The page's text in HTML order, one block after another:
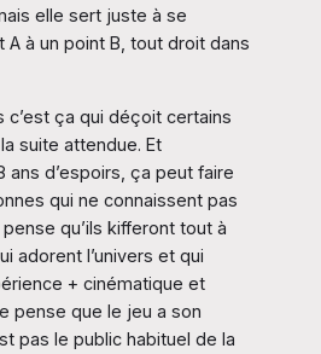
elle sert juste à se
A à un point B, tout droit dans
c’est ça qui déçoit certains
suite attendue. Et
d’espoirs, ça peut faire
qui ne connaissent pas
qu’ils kifferont tout à
adorent l’univers et qui
+ cinématique et
pense que le jeu a son
pas le public habituel de la